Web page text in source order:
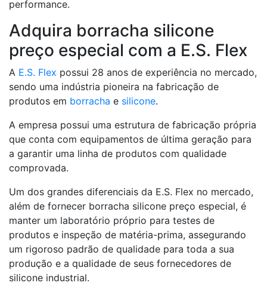
performance.
Adquira borracha silicone
preço especial com a E.S. Flex
A E.S. Flex possui 28 anos de experiência no mercado,
sendo uma indústria pioneira na fabricação de
produtos em borracha e silicone.
A empresa possui uma estrutura de fabricação própria
que conta com equipamentos de última geração para
a garantir uma linha de produtos com qualidade
comprovada.
Um dos grandes diferenciais da E.S. Flex no mercado,
além de fornecer borracha silicone preço especial, é
manter um laboratório próprio para testes de
produtos e inspeção de matéria-prima, assegurando
um rigoroso padrão de qualidade para toda a sua
produção e a qualidade de seus fornecedores de
silicone industrial.